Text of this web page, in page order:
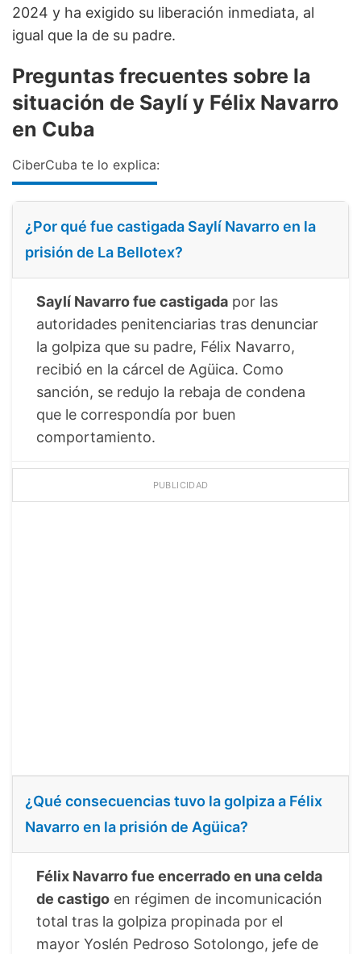
2024 y ha exigido su liberación inmediata, al
igual que la de su padre.
Preguntas frecuentes sobre la
situación de Saylí y Félix Navarro
en Cuba
CiberCuba te lo explica:
¿Por qué fue castigada Saylí Navarro en la
prisión de La Bellotex?
Saylí Navarro fue castigada por las
autoridades penitenciarias tras denunciar
la golpiza que su padre, Félix Navarro,
recibió en la cárcel de Agüica. Como
sanción, se redujo la rebaja de condena
que le correspondía por buen
comportamiento.
PUBLICIDAD
¿Qué consecuencias tuvo la golpiza a Félix
Navarro en la prisión de Agüica?
Félix Navarro fue encerrado en una celda
de castigo en régimen de incomunicación
total tras la golpiza propinada por el
mayor Yoslén Pedroso Sotolongo, jefe de